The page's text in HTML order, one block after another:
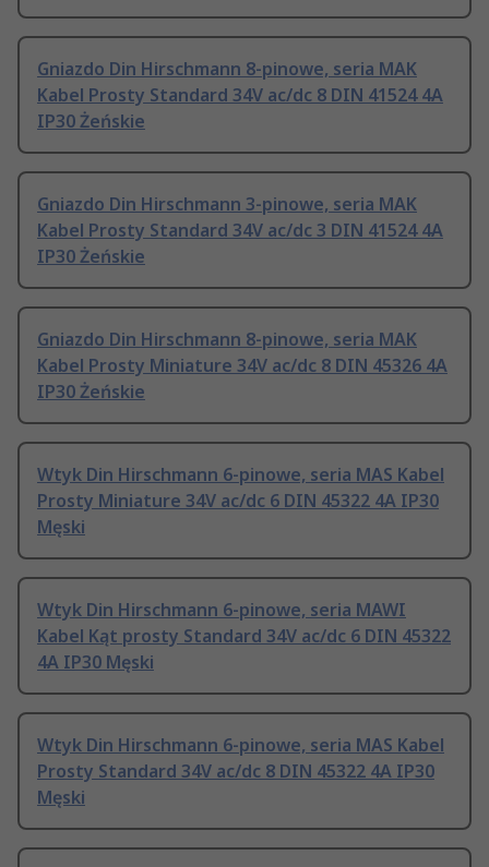
Gniazdo Din Hirschmann 8-pinowe, seria MAK
Kabel Prosty Standard 34V ac/dc 8 DIN 41524 4A
IP30 Żeńskie
Gniazdo Din Hirschmann 3-pinowe, seria MAK
Kabel Prosty Standard 34V ac/dc 3 DIN 41524 4A
IP30 Żeńskie
Gniazdo Din Hirschmann 8-pinowe, seria MAK
Kabel Prosty Miniature 34V ac/dc 8 DIN 45326 4A
IP30 Żeńskie
Wtyk Din Hirschmann 6-pinowe, seria MAS Kabel
Prosty Miniature 34V ac/dc 6 DIN 45322 4A IP30
Męski
Wtyk Din Hirschmann 6-pinowe, seria MAWI
Kabel Kąt prosty Standard 34V ac/dc 6 DIN 45322
4A IP30 Męski
Wtyk Din Hirschmann 6-pinowe, seria MAS Kabel
Prosty Standard 34V ac/dc 8 DIN 45322 4A IP30
Męski